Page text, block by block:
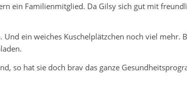
ein Familienmitglied. Da Gilsy sich gut mit
ein weiches Kuschelplätzchen noch viel mehr.
so hat sie doch brav das ganze